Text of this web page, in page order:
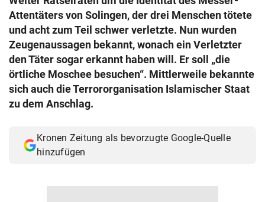
Attentäters von Solingen, der drei Menschen tötete
und acht zum Teil schwer verletzte. Nun wurden
Zeugenaussagen bekannt, wonach ein Verletzter
den Täter sogar erkannt haben will. Er soll „die
örtliche Moschee besuchen“. Mittlerweile bekannte
sich auch die Terrororganisation Islamischer Staat
zu dem Anschlag.
Kronen Zeitung als bevorzugte Google-Quelle
hinzufügen